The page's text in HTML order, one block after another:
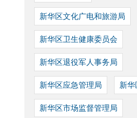
新华区文化广电和旅游局
新华区卫生健康委员会
新华区退役军人事务局
新华区应急管理局 新华
新华区市场监督管理局